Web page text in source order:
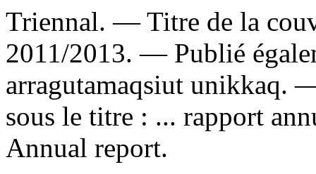
Triennal. — Titre de la
2011/2013. — Publié
arragutamaqsiut unikkaq.
sous le titre : ... rapport
Annual report.